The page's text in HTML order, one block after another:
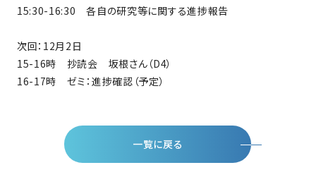
15:30-16:30 各自の研究等に関する進捗報告
次回：12月2日
15-16時 抄読会 坂根さん（D4）
16-17時 ゼミ：進捗確認（予定）
一覧に戻る